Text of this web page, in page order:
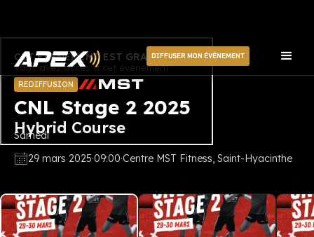
DIFFUSER MON ÉVÉNEMENT
CET ÉVÉNEMENT EST GRATUIT
Vous avez accès à cet événement.
REDIFFUSION
CNL Stage 2 2025
Hybrid Course
Samedi
29 mars 2025·09:00·Centre MST Fitness, Saint-Hyacinthe